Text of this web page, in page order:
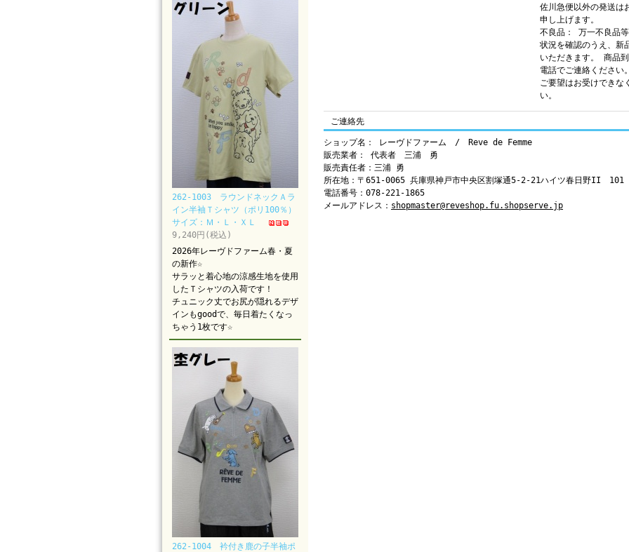
262-1003 ラウンドネックＡラ
イン半袖Ｔシャツ（ポリ100％）
サイズ：Ｍ・Ｌ・ＸＬ
9,240円(税込)
2026年レーヴドファーム春・夏
の新作☆
サラッと着心地の涼感生地を使用
したＴシャツの入荷です！
チュニック丈でお尻が隠れるデザ
インもgoodで、毎日着たくなっ
ちゃう1枚です☆
262-1004 衿付き鹿の子半袖ポ
佐川急便以外の発送は
申し上げます。
不良品： 万一不良品
状況を確認のうえ、新
いただきます。 商品
電話でご連絡ください
ご要望はお受けできな
い。
ご連絡先
ショップ名： レーヴドファーム / Reve de Femme
販売業者： 代表者 三浦 勇
販売責任者：三浦 勇
所在地：〒651-0065 兵庫県神戸市中央区割塚通5-2-21ハイツ春日野II 101
電話番号：078-221-1865
メールアドレス： shopmaster@reveshop.fu.shopserve.jp